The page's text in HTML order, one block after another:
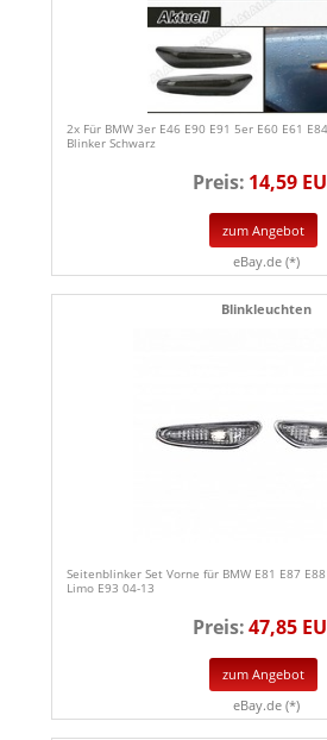
2x Für BMW 3er E46 E90 E91 5er E60 E61
Blinker Schwarz
Preis: 14,59
zum Angebot
eBay.de (*)
Blinkleuchten
Seitenblinker Set Vorne für BMW E81 E87
Limo E93 04-13
Preis:47,85
zum Angebot
eBay.de (*)